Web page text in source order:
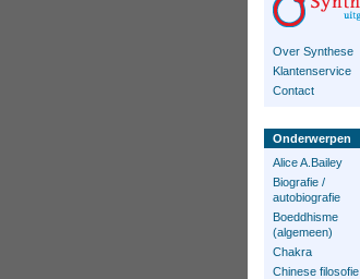
Over Synthese
Klantenservice
Contact
Onderwerpen
Alice A.Bailey
Biografie /
autobiografie
Boeddhisme
(algemeen)
Chakra
Chinese filosofie